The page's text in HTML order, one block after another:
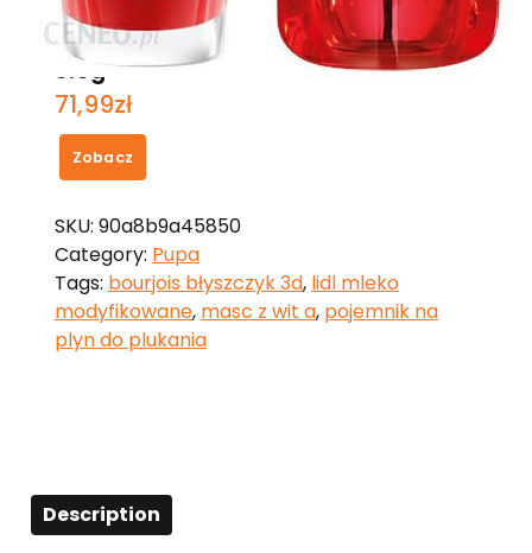
Pupa Vamp! Pomadka Do Ust 203
3.5g
71,99zł
Zobacz
SKU: 90a8b9a45850
Category: Pupa
Tags: bourjois błyszczyk 3d, lidl mleko
modyfikowane, masc z wit a, pojemnik na
plyn do plukania
Description